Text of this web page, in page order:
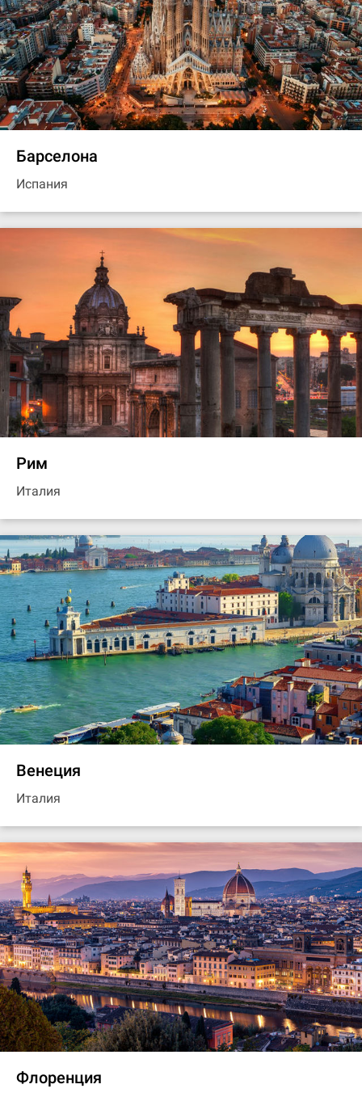
Барселона
Испания
Рим
Италия
Венеция
Италия
Флоренция